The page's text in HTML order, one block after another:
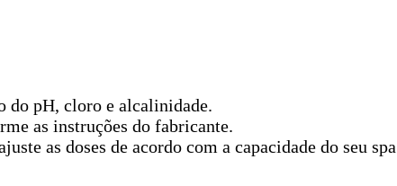
do pH, cloro e alcalinidade.
as instruções do fabricante.
as doses de acordo com a capacidade do seu